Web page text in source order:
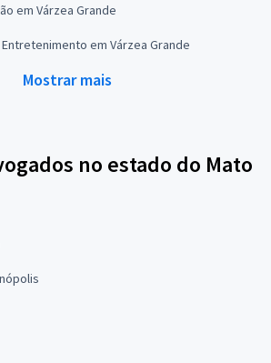
em Várzea Grande
em Várzea Grande
Mostrar mais
no estado do Mato